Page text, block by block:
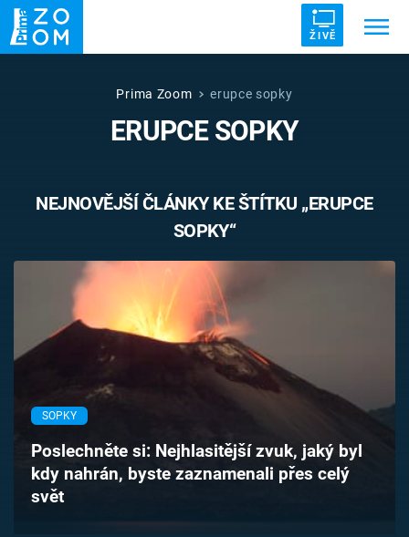
ŽIVĚ
ZRÁDCI UFO DRUHÁ SVĚTOVÁ VÁLKA
VETŘELCI DÁVNOVĚKU
Témata
Pořady
TV Program
Časopis
Sledujte prima+
Prima Zoom erupce sopky
ERUPCE SOPKY
NEJNOVĚJŠÍ ČLÁNKY KE ŠTÍTKU „ERUPCE
SOPKY“
SOPKY
Poslechněte si: Nejhlasitější zvuk, jaký byl
kdy nahrán, byste zaznamenali přes celý
svět